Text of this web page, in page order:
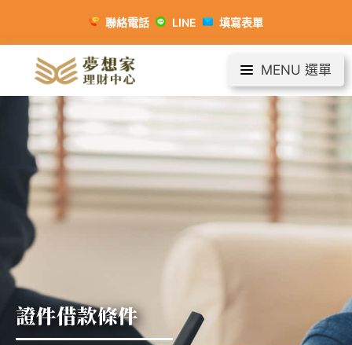
聯絡電話 LINE 填寫表單
MENU 選單
證件借款條件